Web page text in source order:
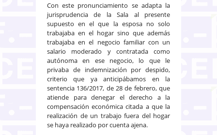
Con este pronunciamiento se adapta la
jurisprudencia de la Sala al presente
supuesto en el que la esposa no solo
trabajaba en el hogar sino que además
trabajaba en el negocio familiar con un
salario moderado y contratada como
autónoma en ese negocio, lo que le
privaba de indemnización por despido,
criterio que ya anticipábamos en la
sentencia 136/2017, de 28 de febrero, que
atiende para denegar el derecho a la
compensación económica citada a que la
realización de un trabajo fuera del hogar
se haya realizado por cuenta ajena.